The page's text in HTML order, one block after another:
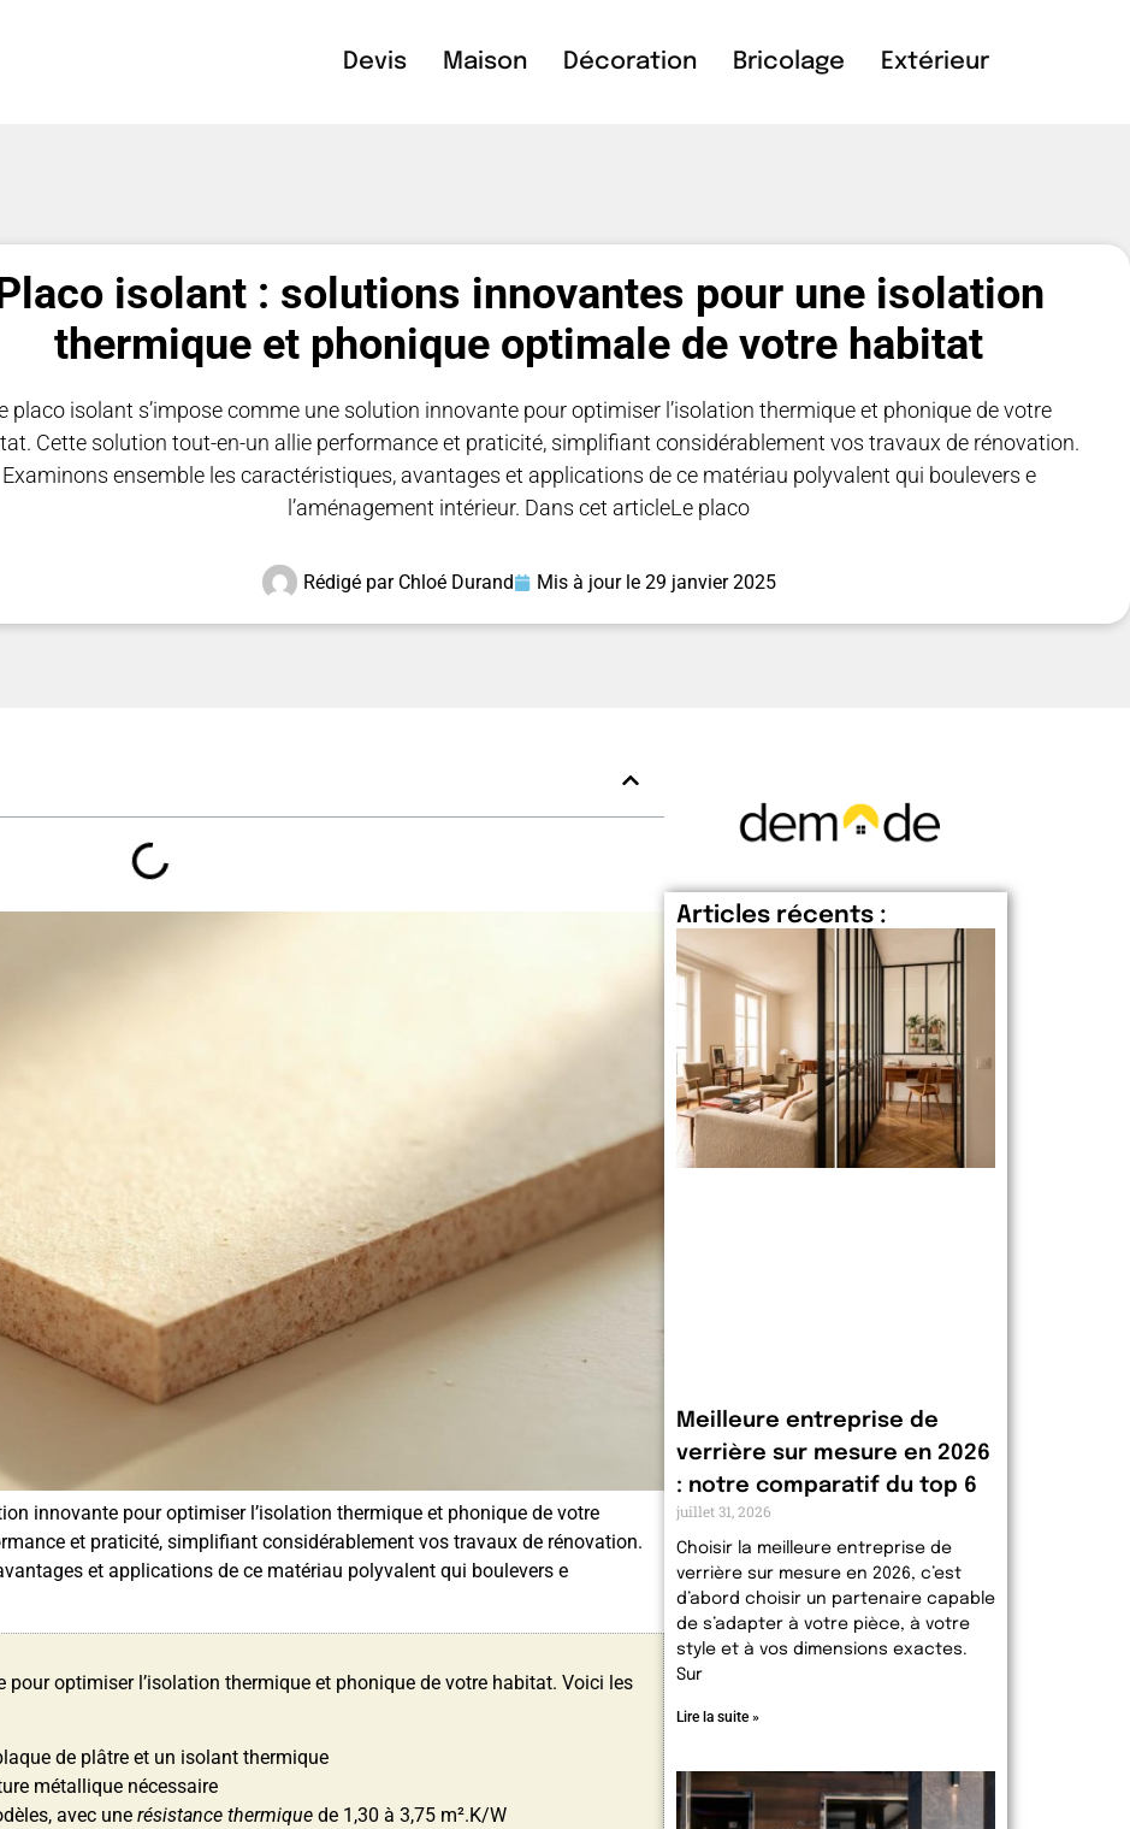
Devis Maison Décoration Bricolage Extérieur
isolant : solutions innovantes pour une isolation
thermique et phonique optimale de votre habitat
placo isolant s’impose comme une solution innovante pour optimiser l’isolation thermique et phonique de votre
Cette solution tout-en-un allie performance et praticité, simplifiant considérablement vos travaux de rénovation.
Examinons ensemble les caractéristiques, avantages et applications de ce matériau polyvalent qui boulevers e
l’aménagement intérieur. Dans cet articleLe placo
Rédigé par Chloé Durand Mis à jour le 29 janvier 2025
innovante pour optimiser l’isolation thermique et phonique de votre
et praticité, simplifiant considérablement vos travaux de rénovation.
et applications de ce matériau polyvalent qui boulevers e
optimiser l’isolation thermique et phonique de votre habitat. Voici les
de plâtre et un isolant thermique
métallique nécessaire
avec une résistance thermique de 1,30 à 3,75 m².K/W
Articles récents :
Meilleure entreprise de
verrière sur mesure en 2026
: notre comparatif du top 6
juillet 31, 2026
Choisir la meilleure entreprise de
verrière sur mesure en 2026, c’est
d’abord choisir un partenaire capable
de s’adapter à votre pièce, à votre
style et à vos dimensions exactes.
Sur
Lire la suite »